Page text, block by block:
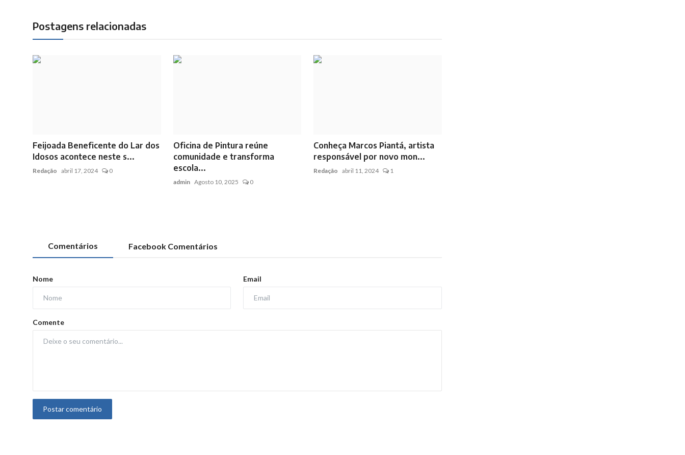
Postagens relacionadas
Feijoada Beneficente do Lar dos
Idosos acontece neste s...
Redação abril 17, 2024 0
Oficina de Pintura reúne
comunidade e transforma
escola...
admin Agosto 10, 2025 0
Conheça Marcos Piantá, artista
responsável por novo mon...
Redação abril 11, 2024 1
Comentários Facebook Comentários
Nome Email
Comente
Postar comentário